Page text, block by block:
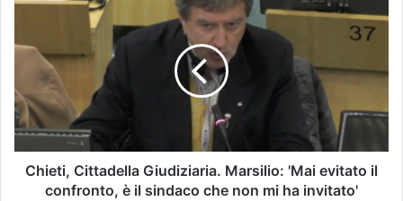
Chieti, Cittadella Giudiziaria. Marsilio: 'Mai evitato il
confronto, è il sindaco che non mi ha invitato'